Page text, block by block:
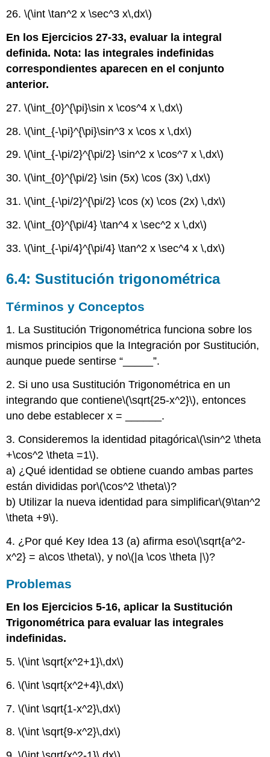
26.\(\int \tan^2 x \sec^3 x\,dx\)
En los Ejercicios 27-33, evaluar la integral
definida. Nota: las integrales indefinidas
correspondientes aparecen en el conjunto
anterior.
27.\(\int_{0}^{\pi}\sin x \cos^4 x \,dx\)
28.\(\int_{-\pi}^{\pi}\sin^3 x \cos x \,dx\)
29.\(\int_{-\pi/2}^{\pi/2} \sin^2 x \cos^7 x \,dx\)
30.\(\int_{0}^{\pi/2} \sin (5x) \cos (3x) \,dx\)
31.\(\int_{-\pi/2}^{\pi/2} \cos (x) \cos (2x) \,dx\)
32.\(\int_{0}^{\pi/4} \tan^4 x \sec^2 x \,dx\)
33.\(\int_{-\pi/4}^{\pi/4} \tan^2 x \sec^4 x \,dx\)
6.4: Sustitución trigonométrica
Términos y Conceptos
1. La Sustitución Trigonométrica funciona sobre los
mismos principios que la Integración por Sustitución,
aunque puede sentirse “_____”.
2. Si uno usa Sustitución Trigonométrica en un
integrando que contiene\(\sqrt{25-x^2}\), entonces
uno debe establecer x = ______.
3. Consideremos la identidad pitagórica\(\sin^2 \theta
+\cos^2 \theta =1\).
a) ¿Qué identidad se obtiene cuando ambas partes
están divididas por\(\cos^2 \theta\)?
b) Utilizar la nueva identidad para simplificar\(9\tan^2
\theta +9\).
4. ¿Por qué Key Idea 13 (a) afirma eso\(\sqrt{a^2-
x^2} = a\cos \theta\), y no\(|a \cos \theta |\)?
Problemas
En los Ejercicios 5-16, aplicar la Sustitución
Trigonométrica para evaluar las integrales
indefinidas.
5.\(\int \sqrt{x^2+1}\,dx\)
6.\(\int \sqrt{x^2+4}\,dx\)
7.\(\int \sqrt{1-x^2}\,dx\)
8.\(\int \sqrt{9-x^2}\,dx\)